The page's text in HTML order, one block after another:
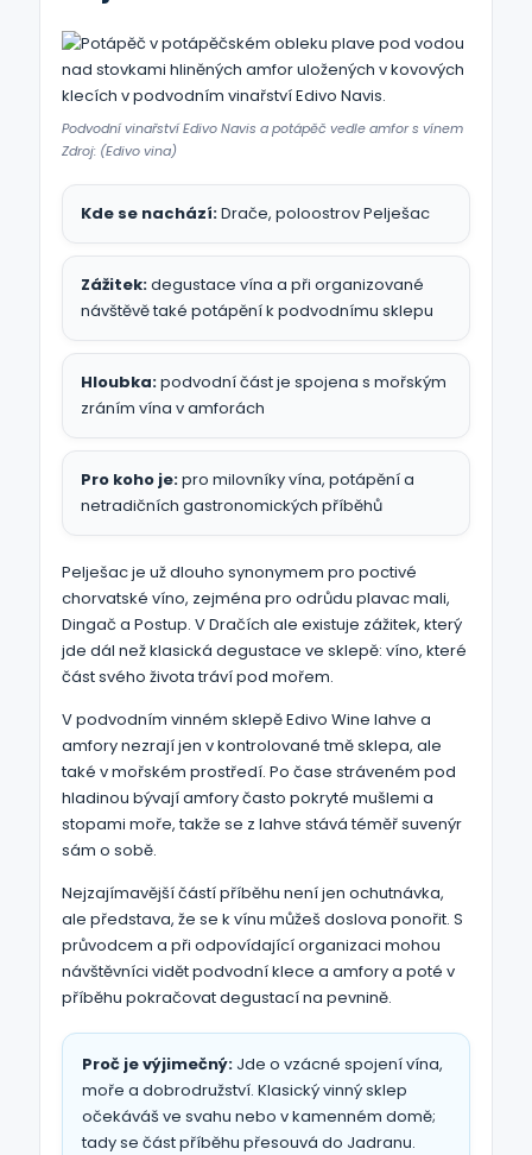
Podvodní vinařství Edivo Navis a potápěč vedle amfor s vínem
Zdroj: (Edivo vina)
Kde se nachází:Drače, poloostrov Pelješac
Zážitek:degustace vína a při organizované
návštěvě také potápění k podvodnímu sklepu
Hloubka:podvodní část je spojena s mořským
zráním vína v amforách
Pro koho je:pro milovníky vína, potápění a
netradičních gastronomických příběhů
Pelješac je už dlouho synonymem pro poctivé
chorvatské víno, zejména pro odrůdu plavac mali,
Dingač a Postup. V Dračích ale existuje zážitek, který
jde dál než klasická degustace ve sklepě: víno, které
část svého života tráví pod mořem.
V podvodním vinném sklepě Edivo Wine lahve a
amfory nezrají jen v kontrolované tmě sklepa, ale
také v mořském prostředí. Po čase stráveném pod
hladinou bývají amfory často pokryté mušlemi a
stopami moře, takže se z lahve stává téměř suvenýr
sám o sobě.
Nejzajímavější částí příběhu není jen ochutnávka,
ale představa, že se k vínu můžeš doslova ponořit. S
průvodcem a při odpovídající organizaci mohou
návštěvníci vidět podvodní klece a amfory a poté v
příběhu pokračovat degustací na pevnině.
Proč je výjimečný: Jde o vzácné spojení vína,
moře a dobrodružství. Klasický vinný sklep
očekáváš ve svahu nebo v kamenném domě;
tady se část příběhu přesouvá do Jadranu.